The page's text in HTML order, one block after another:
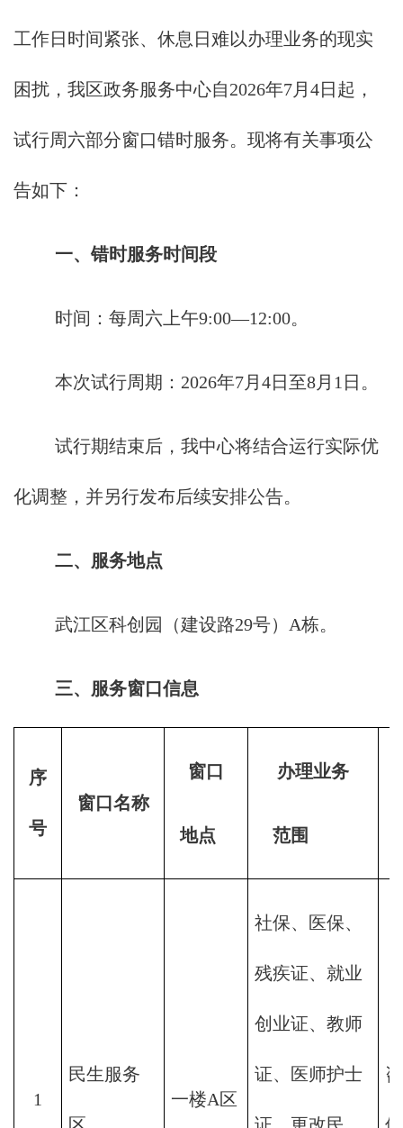
工作日时间紧张、休息日难以办理业务的现实
困扰，我区政务服务中心自2026年7月4日起，
试行周六部分窗口错时服务。现将有关事项公
告如下：
一、错时服务时间段
时间：每周六上午9:00—12:00。
本次试行周期：2026年7月4日至8月1日。
试行期结束后，我中心将结合运行实际优
化调整，并另行发布后续安排公告。
二、服务地点
武江区科创园（建设路29号）A栋。
三、服务窗口信息
序
号
窗口名称
窗口
地点
办理业务
范围
1
民生服务
一楼A区
社保、医保、
残疾证、就业
创业证、教师
证、医师护士